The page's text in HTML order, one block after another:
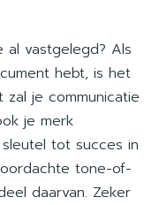
vastgelegd? Als
hebt, is het
je communicatie
je merk
tot succes in
tone-of-
daarvan. Zeker